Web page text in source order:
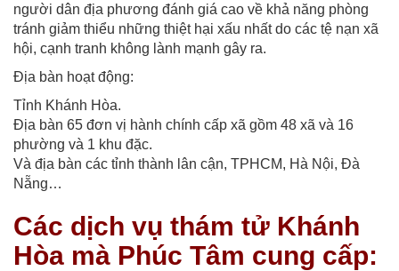
người dân địa phương đánh giá cao về khả năng phòng
tránh giảm thiểu những thiệt hại xấu nhất do các tệ nạn xã
hội, cạnh tranh không lành mạnh gây ra.
Địa bàn hoạt động:
Tỉnh Khánh Hòa.
Địa bàn 65 đơn vị hành chính cấp xã gồm 48 xã và 16
phường và 1 khu đặc.
Và địa bàn các tỉnh thành lân cận, TPHCM, Hà Nội, Đà
Nẵng…
Các dịch vụ thám tử Khánh
Hòa mà Phúc Tâm cung cấp: